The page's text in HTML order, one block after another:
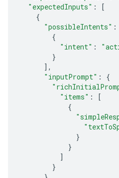
"expectedInputs" :
[
{
"possibleIntents" :
{
"intent" :
}
],
"inputPrompt" :
{
"items" :
[
{
}
}
]
}